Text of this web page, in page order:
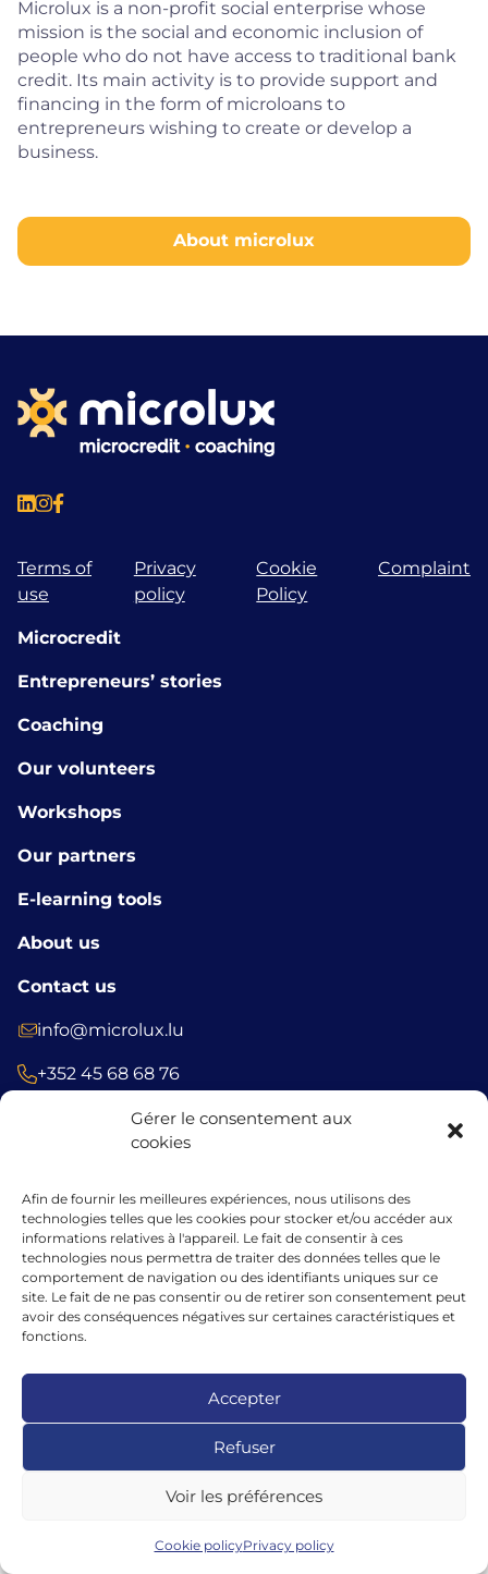
Gérer le consentement aux
cookies
Afin de fournir les meilleures expériences, nous utilisons des
technologies telles que les cookies pour stocker et/ou accéder aux
informations relatives à l'appareil. Le fait de consentir à ces
technologies nous permettra de traiter des données telles que le
comportement de navigation ou des identifiants uniques sur ce
site. Le fait de ne pas consentir ou de retirer son consentement peut
avoir des conséquences négatives sur certaines caractéristiques et
fonctions.
Accepter
Refuser
Voir les préférences
Cookie policyPrivacy policy
Microlux is a non-profit social enterprise whose
mission is the social and economic inclusion of
people who do not have access to traditional bank
credit. Its main activity is to provide support and
financing in the form of microloans to
entrepreneurs wishing to create or develop a
business.
About microlux
Terms of
use
Privacy
policy
Cookie
Policy
Complaint
Microcredit
Entrepreneurs’ stories
Coaching
Our volunteers
Workshops
Our partners
E-learning tools
About us
Contact us
info@microlux.lu
+352 45 68 68 76
39 Rue Glesener, 1631 Gare, Luxembourg
Luxembourg
The financing granted by microlux benefits from the support of the
European Union under the guarantee instrument within the
framework of the InvestEU programme.